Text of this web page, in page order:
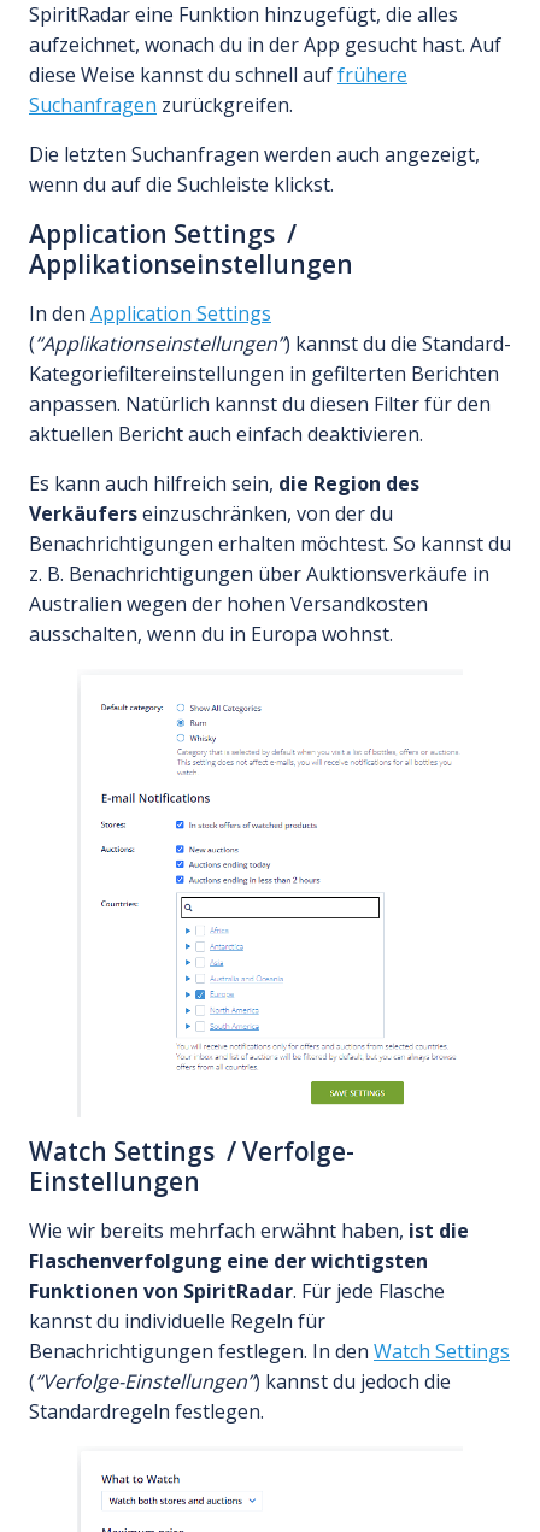
SpiritRadar eine Funktion hinzugefügt, die alles
aufzeichnet, wonach du in der App gesucht hast. Auf
diese Weise kannst du schnell auffrühere
Suchanfragen zurückgreifen.
Die letzten Suchanfragen werden auch angezeigt,
wenn du auf die Suchleiste klickst.
Application Settings /
Applikationseinstellungen
In den Application Settings
(“Applikationseinstellungen”) kannst du die Standard-
Kategoriefiltereinstellungen in gefilterten Berichten
anpassen. Natürlich kannst du diesen Filter für den
aktuellen Bericht auch einfach deaktivieren.
Es kann auch hilfreich sein, die Region des
Verkäuferseinzuschränken, von der du
Benachrichtigungen erhalten möchtest. So kannst du
z. B. Benachrichtigungen über Auktionsverkäufe in
Australien wegen der hohen Versandkosten
ausschalten, wenn du in Europa wohnst.
Watch Settings / Verfolge-
Einstellungen
Wie wir bereits mehrfach erwähnt haben, ist die
Flaschenverfolgung eine der wichtigsten
Funktionen von SpiritRadar. Für jede Flasche
kannst du individuelle Regeln für
Benachrichtigungen festlegen. In den Watch Settings
(“Verfolge-Einstellungen”) kannst du jedoch die
Standardregeln festlegen.